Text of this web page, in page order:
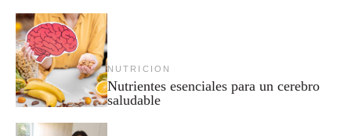
NUTRICION
Nutrientes esenciales para un cerebro
saludable